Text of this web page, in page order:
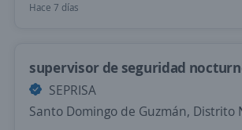
Hace 7 días
supervisor de seguridad
SEPRISA
Santo Domingo de Guzmán, Distrito